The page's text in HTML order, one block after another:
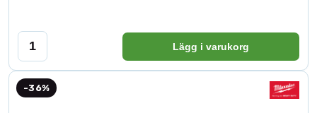
Lägg i varukorg
-36%